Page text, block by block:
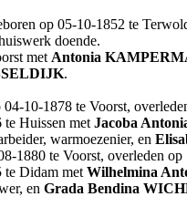
op 05-10-1852 te
doende.
met Antonia
.
04-10-1878 te Voorst,
Huissen met Jacoba
warmoezenier, en
1880 te Voorst, overleden
te Didam met Wilhelmina
en Grada Bendina